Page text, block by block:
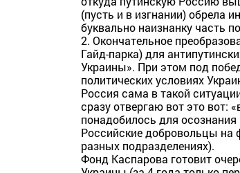
(пусть и в изгнании) обрела
буквально наизнанку часть
2. Окончательное
Гайд-парка) для
Украины». При этом под
политических условиях
Россия сама в такой
сразу отвергаю вот это вот:
понадобилось для
Российские добровольцы на
разных подразделениях).
Фонд Каспарова готовит